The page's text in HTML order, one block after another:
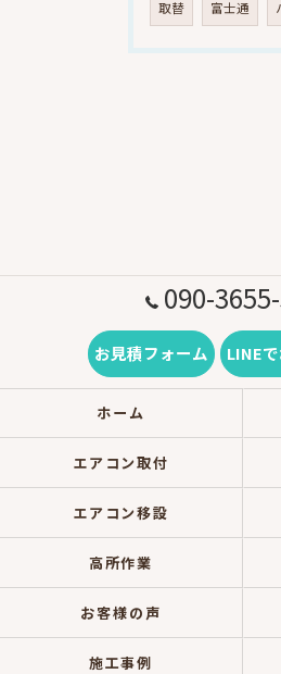
取替 富士通
090-
お見積フォーム LINE
ホーム
エアコン取付
エアコン移設
高所作業
お客様の声
施工事例